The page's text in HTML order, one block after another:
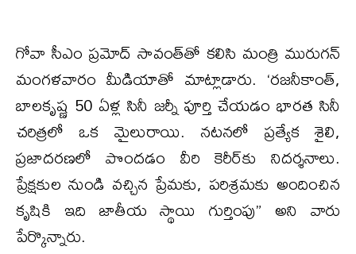
గోవా సీఎం ప్రమోద్ సావంత్‌తో కలిసి మంత్రి మురుగన్
మంగళవారం మీడియాతో మాట్లాడారు. ‘రజనీకాంత్,
బాలకృష్ణ 50 ఏళ్ల సినీ జర్నీ పూర్తి చేయడం భారత సినీ
చరిత్రలో ఒక మైలురాయి. నటనలో ప్రత్యేక శైలి,
ప్రజాదరణలో పొందడం వీరి కెరీర్‌కు నిదర్శనాలు.
ప్రేక్షకుల నుండి వచ్చిన ప్రేమకు, పరిశ్రమకు అందించిన
కృషికి ఇది జాతీయ స్థాయి గుర్తింపు” అని వారు
పేర్కొన్నారు.